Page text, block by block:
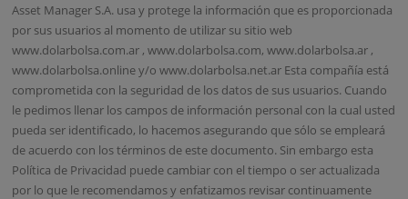
Asset Manager S.A. usa y protege la información que es proporcionada
por sus usuarios al momento de utilizar su sitio web
www.dolarbolsa.com.ar , www.dolarbolsa.com, www.dolarbolsa.ar ,
www.dolarbolsa.online y/o www.dolarbolsa.net.ar Esta compañía está
comprometida con la seguridad de los datos de sus usuarios. Cuando
le pedimos llenar los campos de información personal con la cual usted
pueda ser identificado, lo hacemos asegurando que sólo se empleará
de acuerdo con los términos de este documento. Sin embargo esta
Política de Privacidad puede cambiar con el tiempo o ser actualizada
por lo que le recomendamos y enfatizamos revisar continuamente